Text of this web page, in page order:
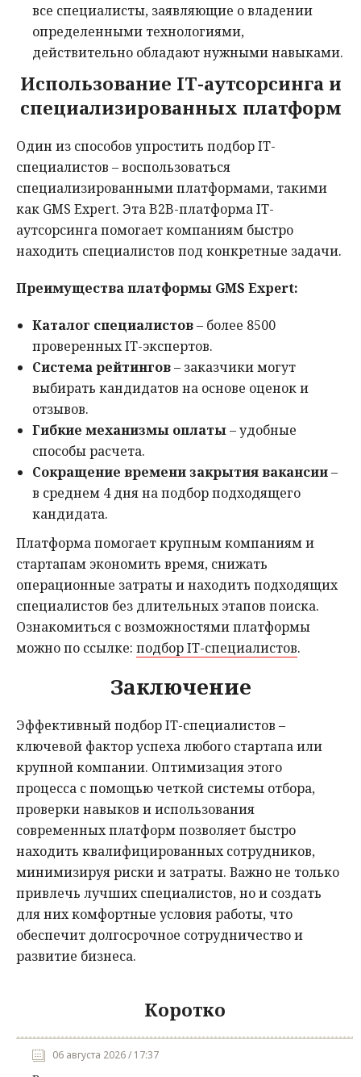
все специалисты, заявляющие о владении
определенными технологиями,
действительно обладают нужными навыками.
Использование IT-аутсорсинга и
специализированных платформ
Один из способов упростить подбор IT-
специалистов – воспользоваться
специализированными платформами, такими
как GMS Expert. Эта B2B-платформа IT-
аутсорсинга помогает компаниям быстро
находить специалистов под конкретные задачи.
Преимущества платформы GMS Expert:
Каталог специалистов– более 8500
проверенных IT-экспертов.
Система рейтингов– заказчики могут
выбирать кандидатов на основе оценок и
отзывов.
Гибкие механизмы оплаты– удобные
способы расчета.
Сокращение времени закрытия вакансии–
в среднем 4 дня на подбор подходящего
кандидата.
Платформа помогает крупным компаниям и
стартапам экономить время, снижать
операционные затраты и находить подходящих
специалистов без длительных этапов поиска.
Ознакомиться с возможностями платформы
можно по ссылке: подбор IT-специалистов.
Заключение
Эффективный подбор IT-специалистов –
ключевой фактор успеха любого стартапа или
крупной компании. Оптимизация этого
процесса с помощью четкой системы отбора,
проверки навыков и использования
современных платформ позволяет быстро
находить квалифицированных сотрудников,
минимизируя риски и затраты. Важно не только
привлечь лучших специалистов, но и создать
для них комфортные условия работы, что
обеспечит долгосрочное сотрудничество и
развитие бизнеса.
Коротко
06 августа 2026 / 17:37